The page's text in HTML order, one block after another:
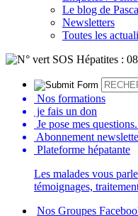
Le blog de
Newsletters
Toutes les
Nos formations
je fais un don
Je pose mes
Abonnement
Plateforme hépatante
Les malades vous
témoignages,
Nos Groupes